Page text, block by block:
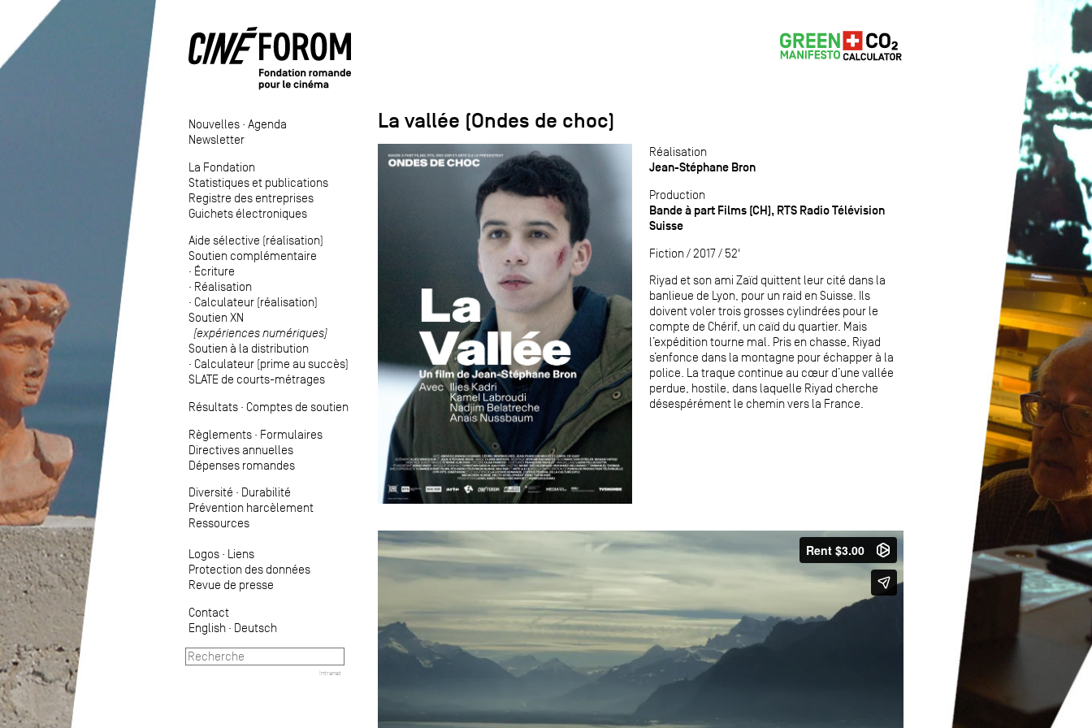
Nouvelles · Agenda
Newsletter
La Fondation
Statistiques et publications
Registre des entreprises
Guichets électroniques
Aide sélective (réalisation)
Soutien complémentaire
· Écriture
· Réalisation
· Calculateur (réalisation)
Soutien XN
(expériences numériques)
Soutien à la distribution
· Calculateur (prime au succès)
SLATE de courts-métrages
Résultats · Comptes de soutien
Règlements · Formulaires
Directives annuelles
Dépenses romandes
Diversité · Durabilité
Prévention harcèlement
Ressources
Logos · Liens
Protection des données
Revue de presse
Contact
English · Deutsch
Intranet
La vallée (Ondes de choc)
Réalisation
Jean-Stéphane Bron
Production
Bande à part Films (CH), RTS Radio Télévision
Suisse
Fiction / 2017 / 52'
Riyad et son ami Zaïd quittent leur cité dans la
banlieue de Lyon, pour un raid en Suisse. Ils
doivent voler trois grosses cylindrées pour le
compte de Chérif, un caïd du quartier. Mais
l’expédition tourne mal. Pris en chasse, Riyad
s’enfonce dans la montagne pour échapper à la
police. La traque continue au cœur d’une vallée
perdue, hostile, dans laquelle Riyad cherche
désespérément le chemin vers la France.